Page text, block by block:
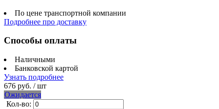
По цене транспортной компании
Подробнее про доставку
Способы оплаты
Наличными
Банковской картой
Узнать подробнее
676 руб. / шт
Ожидается
Кол-во: